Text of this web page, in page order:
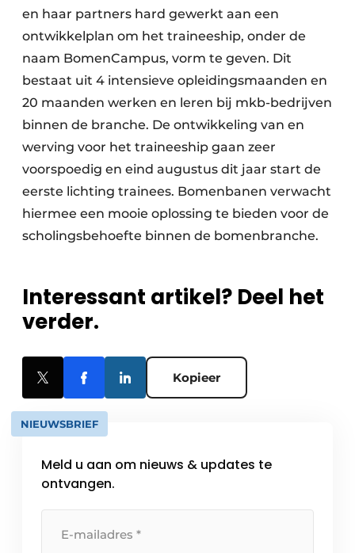
en haar partners hard gewerkt aan een
ontwikkelplan om het traineeship, onder de
naam BomenCampus, vorm te geven. Dit
bestaat uit 4 intensieve opleidingsmaanden en
20 maanden werken en leren bij mkb-bedrijven
binnen de branche. De ontwikkeling van en
werving voor het traineeship gaan zeer
voorspoedig en eind augustus dit jaar start de
eerste lichting trainees. Bomenbanen verwacht
hiermee een mooie oplossing te bieden voor de
scholingsbehoefte binnen de bomenbranche.
Interessant artikel? Deel het
verder.
Kopieer
NIEUWSBRIEF
Meld u aan om nieuws & updates te
ontvangen.